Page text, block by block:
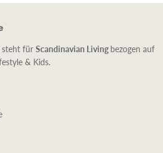
steht für Scandinavian Living bezogen auf
& Kids.